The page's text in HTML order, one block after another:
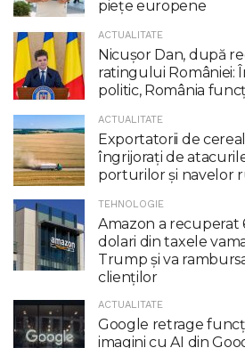
piețe europene
ACTUALITATE
Nicuşor Dan, după
ratingului României:
politic, România
ACTUALITATE
Exportatorii de
îngrijorați de
porturilor și navelor
TEHNOLOGIE
Amazon a recuperat
dolari din taxele
Trump şi va
clienţilor
ACTUALITATE
Google retrage
imagini cu AI din